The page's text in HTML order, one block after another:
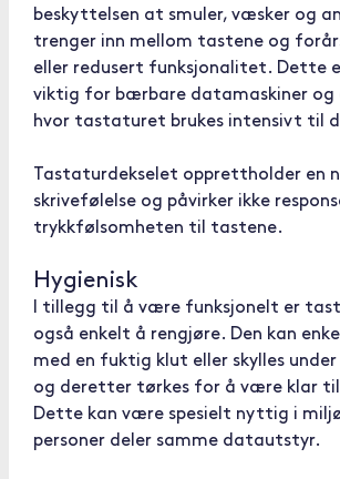
beskyttelsen at smuler, væsker og
trenger inn mellom tastene og
eller redusert funksjonalitet. Dette
viktig for bærbare datamaskiner og
hvor tastaturet brukes intensivt til
Tastaturdekselet opprettholder en
skrivefølelse og påvirker ikke
trykkfølsomheten til tastene.
Hygienisk
I tillegg til å være funksjonelt er
også enkelt å rengjøre. Den kan
med en fuktig klut eller skylles under
og deretter tørkes for å være klar til
Dette kan være spesielt nyttig i
personer deler samme datautstyr.